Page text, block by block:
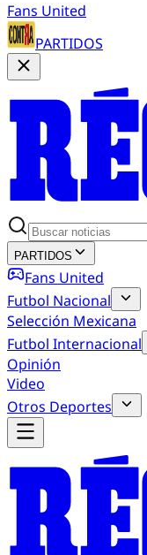
Fans United
PARTIDOS
PARTIDOS
Fans United
Futbol Nacional
Selección Mexicana
Futbol Internacional
Opinión
Video
Otros Deportes